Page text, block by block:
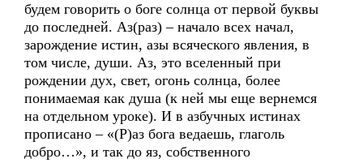
будем говорить о боге солнца от первой буквы
до последней. Аз(раз) – начало всех начал,
зарождение истин, азы всяческого явления, в
том числе, души. Аз, это вселенный при
рождении дух, свет, огонь солнца, более
понимаемая как душа (к ней мы еще вернемся
на отдельном уроке). И в азбучных истинах
прописано – «(Р)аз бога ведаешь, глаголь
добро…», и так до яз, собственного